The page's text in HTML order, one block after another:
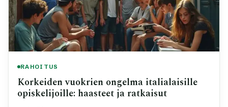
RAHOITUS
Korkeiden vuokrien ongelma italialaisille
opiskelijoille: haasteet ja ratkaisut